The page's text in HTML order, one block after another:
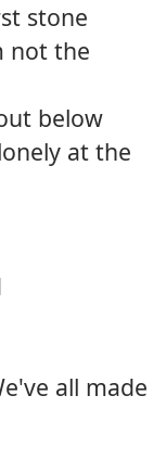
stone
not the
below
at the
all made